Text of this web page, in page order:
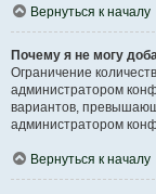
Вернуться к началу
Почему я не могу
Ограничение
администратором
вариантов,
администратором
Вернуться к началу